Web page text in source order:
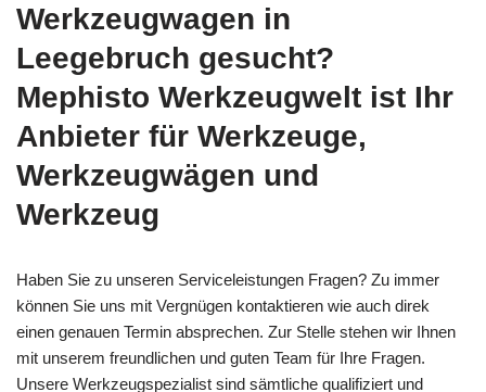
Werkzeugwagen in
Leegebruch gesucht?
Mephisto Werkzeugwelt ist Ihr
Anbieter für Werkzeuge,
Werkzeugwägen und
Werkzeug
Haben Sie zu unseren Serviceleistungen Fragen? Zu immer
können Sie uns mit Vergnügen kontaktieren wie auch direk
einen genauen Termin absprechen. Zur Stelle stehen wir Ihnen
mit unserem freundlichen und guten Team für Ihre Fragen.
Unsere Werkzeugspezialist sind sämtliche qualifiziert und